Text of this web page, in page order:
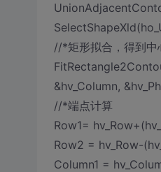
//*矩形拟合，得到中
&hv_Column,
//*端点计算
Row1=
Row2 = hv_Row-
Column1 =